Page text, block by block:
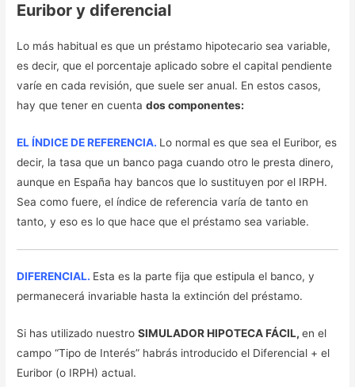
Euribor y diferencial
Lo más habitual es que un préstamo hipotecario sea variable,
es decir, que el porcentaje aplicado sobre el capital pendiente
varíe en cada revisión, que suele ser anual. En estos casos,
hay que tener en cuentados componentes:
EL ÍNDICE DE REFERENCIA. Lo normal es que sea el Euribor, es
decir, la tasa que un banco paga cuando otro le presta dinero,
aunque en España hay bancos que lo sustituyen por el IRPH.
Sea como fuere, el índice de referencia varía de tanto en
tanto, y eso es lo que hace que el préstamo sea variable.
DIFERENCIAL. Esta es la parte fija que estipula el banco, y
permanecerá invariable hasta la extinción del préstamo.
Si has utilizado nuestroSIMULADOR HIPOTECA FÁCIL,en el
campo “Tipo de Interés” habrás introducido el Diferencial + el
Euribor (o IRPH) actual.